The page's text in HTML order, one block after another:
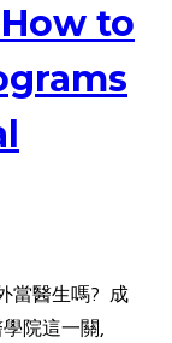
How to
當醫生嗎? 成
院這一關,